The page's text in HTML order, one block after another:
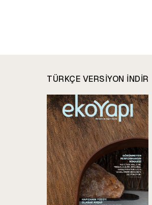
TÜRKÇE VERSIYON INDIR